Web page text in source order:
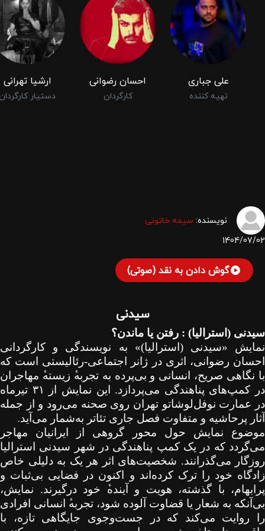
علی جباری
تهیه کننده
احسان رضوانی
کارگردان
ارشیا تهرانی
دستیار
نویسنده: سیمه خاتونی
1404/07/02
گوش دادن به نقد (صوتی)
سیدنی
سیدنی (استرالیا) : رفتن یا ماندن؟
نمایش «سیدنی (استرالیا)» به نویسندگی و کارگردانی
احسان رضوانی، اثری در ژانر اجتماعی-رئالیستی است که
با نگاهی صریح، انسانی و بی‌پرده به تجربه زیسته مهاجران
در کمپ‌های پناهندگی می‌پردازد. این نمایش از
۳۱ تیرماه
در عمارت نوفل‌لوشاتو تهران روی صحنه می‌رود و از جمله
آثار پرحاشیه و متفاوت فصل جاری تئاتر به‌شمار می‌آید.
موضوع نمایش حول محور گروهی از ایرانیان مهاجر
می‌گردد که در یک کمپ پناهندگی در شهر سیدنی استرالیا
روزگار می‌گذرانند. شخصیت‌های اثر هر یک به دلیلی خاص
زادگاه خود را ترک کرده‌اند و اکنون در فضایی بی‌ثبات و
پرابهام، با گذشته، هویت و آینده خود درگیرند. نمایش،
بی‌آنکه به شعار یا قضاوت آلوده شود، تجربه انسانی افرادی
را روایت می‌کند که در جست‌وجوی جایگاهی تازه، با